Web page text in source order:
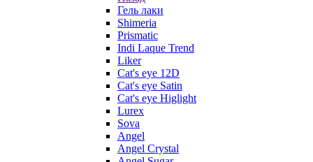
Гель лаки
Shimeria
Prismatic
Indi Laque Trend
Liker
Cat's eye 12D
Cat's eye Satin
Cat's eye Higlight
Lurex
Sova
Angel
Angel Crystal